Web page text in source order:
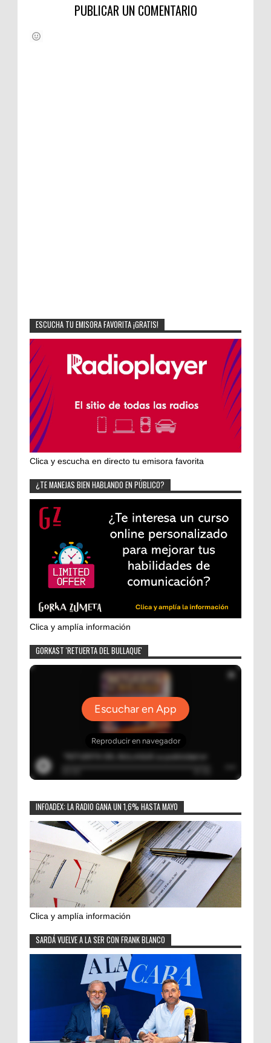
PUBLICAR UN COMENTARIO
ESCUCHA TU EMISORA FAVORITA ¡GRATIS!
Clica y escucha en directo tu emisora favorita
¿TE MANEJAS BIEN HABLANDO EN PÚBLICO?
Clica y amplía información
GORKAST 'RETUERTA DEL BULLAQUE'
INFOADEX: LA RADIO GANA UN 1,6% HASTA MAYO
Clica y amplía información
SARDÁ VUELVE A LA SER CON FRANK BLANCO